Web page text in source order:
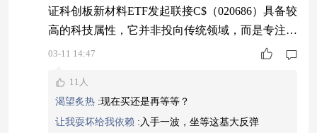
证科创板新材料ETF发起联接C$（020686）具备较
高的科技属性，它并非投向传统领域，而是专注于
新材料，特别是服务于半导体行业的前沿材料。这
景是广阔的。当前的配置，实际上是对此类前沿产
业增长潜力的一种留意。#全民养龙虾时代将至？
卖铲人先赚钱#
03-11 14:47
11人
渴望炙热 :现在买还是再等等？
让我耍坏给我依赖 : 入手一波，坐等这基大反弹